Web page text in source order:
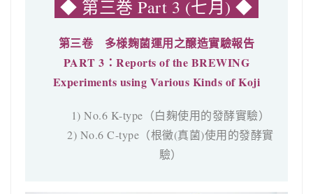
◆ 第三巻 Part 3 (七月)◆
第三卷 多様麹菌運用之醸造實驗報告
PART 3：Reports of the BREWING
Experiments using Various Kinds of Koji
1) No.6 K-type（白麹使用的發酵實驗）
2) No.6 C-type（根黴(真菌)使用的發酵實
驗）